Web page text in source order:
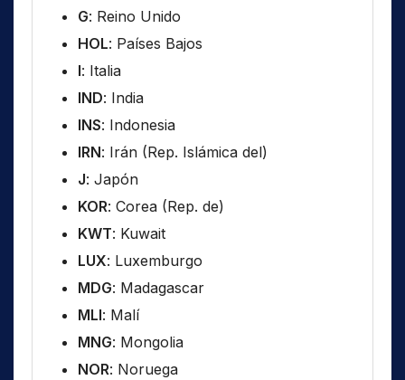
G: Reino Unido
HOL: Países Bajos
I: Italia
IND: India
INS: Indonesia
IRN: Irán (Rep. Islámica del)
J: Japón
KOR: Corea (Rep. de)
KWT: Kuwait
LUX: Luxemburgo
MDG: Madagascar
MLI: Malí
MNG: Mongolia
NOR: Noruega